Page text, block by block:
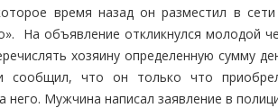
время назад он разместил в
На объявление откликнулся молодой
хозяину определенную сумму
сообщил, что он только что
него. Мужчина написал заявление в